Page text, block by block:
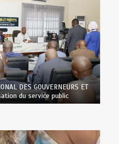
DES GOUVERNEURS ET
du service public